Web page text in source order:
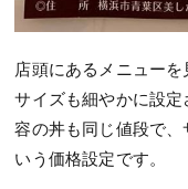
店頭にあるメニューを
サイズも細やかに設
容の丼も同じ値段で
いう価格設定です。